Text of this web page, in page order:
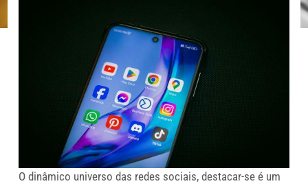
O dinâmico universo das redes sociais, destacar-se é um